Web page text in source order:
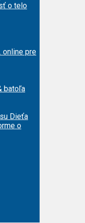
o telo
online pre
batoľa
Dieťa
o